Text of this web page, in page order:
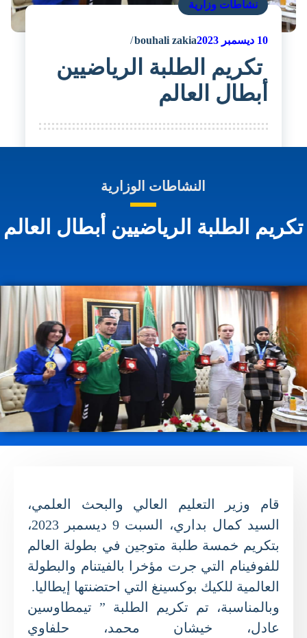
نشاطات وزارية
10ديسمبر 2023 bouhali zakia
تكريم الطلبة الرياضيين
أبطال العالم
النشاطات الوزارية
الطلبة الرياضيين أبطال العالم
قام وزير التعليم العالي والبحث العلمي،
السيد كمال بداري، السبت 9 ديسمبر 2023،
بتكريم خمسة طلبة متوجين في بطولة العالم
للفوفينام التي جرت مؤخرا بالفيتنام والبطولة
العالمية للكيك بوكسينغ التي احتضنتها إيطاليا.
وبالمناسبة، تم تكريم الطلبة ” تيمطاوسين
عادل، خيشان محمد، حلفاوي